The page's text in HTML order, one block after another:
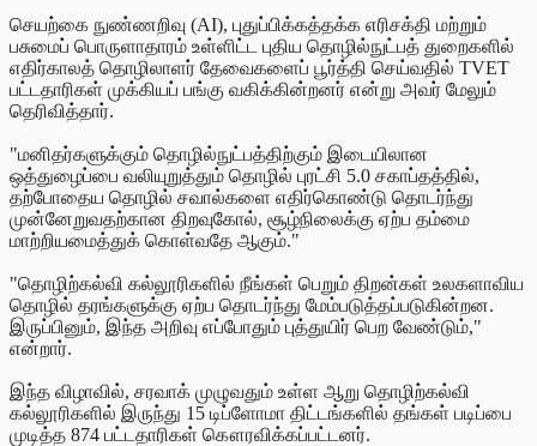
செயற்கை நுண்ணறிவு (AI), புதுப்பிக்கத்தக்க எரிசக்தி மற்றும்
பசுமைப் பொருளாதாரம் உள்ளிட்ட புதிய தொழில்நுட்பத் துறைகளில்
எதிர்காலத் தொழிலாளர் தேவைகளைப் பூர்த்தி செய்வதில் TVET
பட்டதாரிகள் முக்கியப் பங்கு வகிக்கின்றனர் என்று அவர் மேலும்
தெரிவித்தார்.
"மனிதர்களுக்கும் தொழில்நுட்பத்திற்கும் இடையிலான
ஒத்துழைப்பை வலியுறுத்தும் தொழில் புரட்சி 5.0 சகாப்தத்தில்,
தற்போதைய தொழில் சவால்களை எதிர்கொண்டு தொடர்ந்து
முன்னேறுவதற்கான திறவுகோல், சூழ்நிலைக்கு ஏற்ப தம்மை
மாற்றியமைத்துக் கொள்வதே ஆகும்."
"தொழிற்கல்வி கல்லூரிகளில் நீங்கள் பெறும் திறன்கள் உலகளாவிய
தொழில் தரங்களுக்கு ஏற்ப தொடர்ந்து மேம்படுத்தப்படுகின்றன.
இருப்பினும், இந்த அறிவு எப்போதும் புத்துயிர் பெற வேண்டும்,"
என்றார்.
இந்த விழாவில், சரவாக் முழுவதும் உள்ள ஆறு தொழிற்கல்வி
கல்லூரிகளில் இருந்து 15 டிப்ளோமா திட்டங்களில் தங்கள் படிப்பை
முடித்த 874 பட்டதாரிகள் கௌரவிக்கப்பட்டனர்.